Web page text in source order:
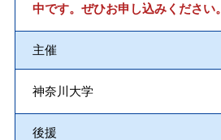
中です。ぜひお申し込みください。
主催
神奈川大学
後援